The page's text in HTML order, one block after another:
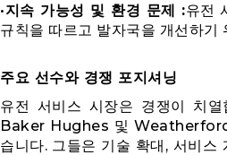
•지속 가능성 및 환경 문제 :유전
규칙을 따르고 발자국을 개선하기
주요 선수와 경쟁 포지셔닝
유전 서비스 시장은 경쟁이 치
Baker Hughes 및 Weatherford
습니다. 그들은 기술 확대, 서비스